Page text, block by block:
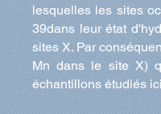
lesquelles les sites
39dans leur état
sites X. Par
Mn dans le site X)
échantillons étudiés